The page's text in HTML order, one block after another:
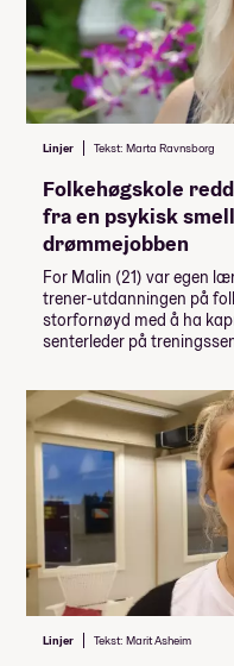
Linjer Tekst: Marta Ravnsborg
Folkehøgskole
fra en psykisk
drømmejobben
For Malin (21) var egen
trener-utdanningen på
storfornøyd med å ha
senterleder på
Linjer Tekst: Marit Asheim